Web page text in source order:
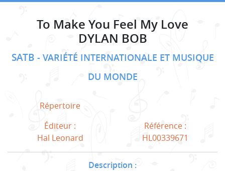
To Make You Feel My Love
DYLAN BOB
SATB
VARIÉTÉ INTERNATIONALE ET MUSIQUE
DU MONDE
Répertoire
Éditeur :
Hal Leonard
Référence :
HL00339671
Description :